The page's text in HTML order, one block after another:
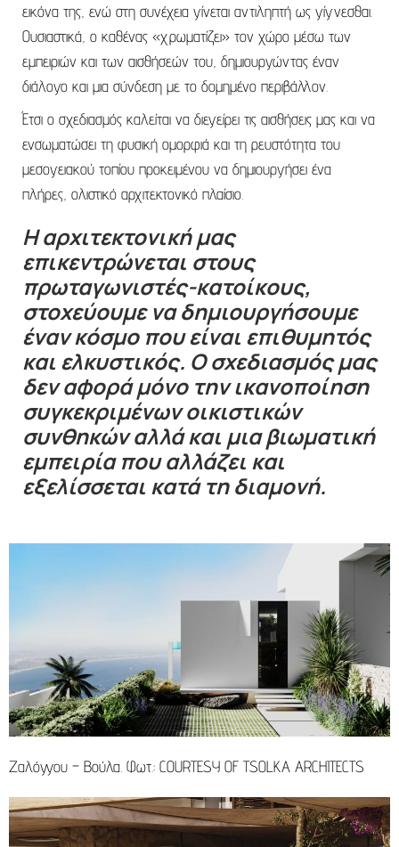
εικόνα της, ενώ στη συνέχεια γίνεται αντιληπτή ως γίγνεσθαι.
Ουσιαστικά, ο καθένας «χρωματίζει» τον χώρο μέσω των
εμπειριών και των αισθήσεών του, δημιουργώντας έναν
διάλογο και μια σύνδεση με το δομημένο περιβάλλον.
Έτσι ο σχεδιασμός καλείται να διεγείρει τις αισθήσεις μας και να
ενσωματώσει τη φυσική ομορφιά και τη ρευστότητα του
μεσογειακού τοπίου προκειμένου να δημιουργήσει ένα
πλήρες, ολιστικό αρχιτεκτονικό πλαίσιο.
Η αρχιτεκτονική μας
επικεντρώνεται στους
πρωταγωνιστές-κατοίκους,
στοχεύουμε να δημιουργήσουμε
έναν κόσμο που είναι επιθυμητός
και ελκυστικός. Ο σχεδιασμός μας
δεν αφορά μόνο την ικανοποίηση
συγκεκριμένων οικιστικών
συνθηκών αλλά και μια βιωματική
εμπειρία που αλλάζει και
εξελίσσεται κατά τη διαμονή.
Ζαλόγγου – Βούλα. Φωτ.: COURTESY OF TSOLKA ARCHITECTS